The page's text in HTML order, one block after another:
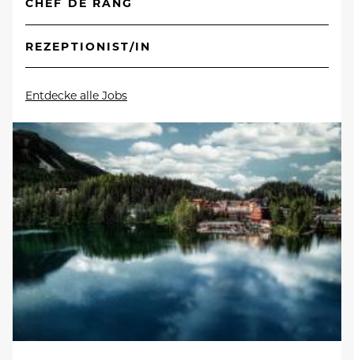
REZEPTIONIST/IN
Entdecke alle Jobs